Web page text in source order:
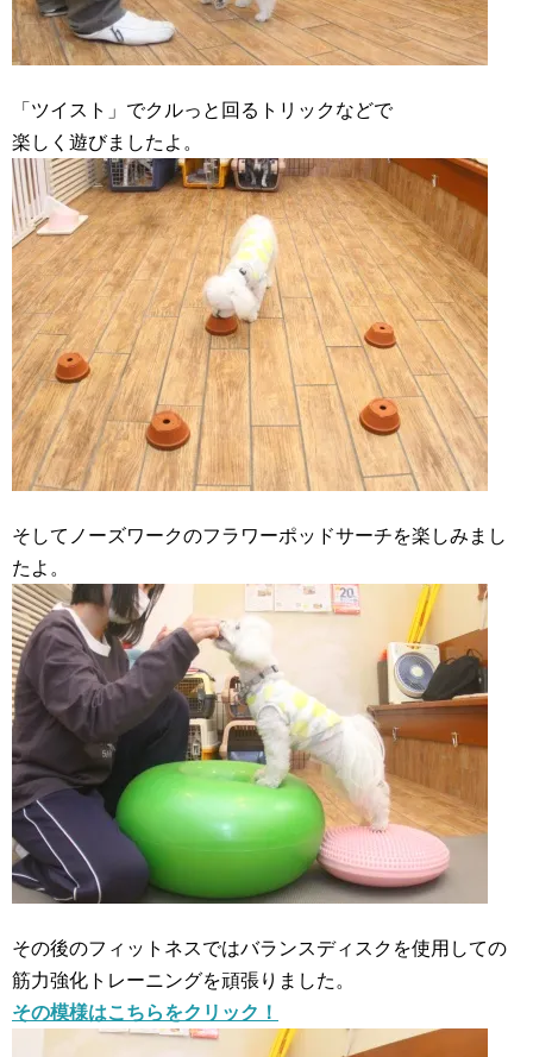
「ツイスト」でクルっと回るトリックなどで
楽しく遊びましたよ。
そしてノーズワークのフラワーポッドサーチを楽しみまし
たよ。
その後のフィットネスではバランスディスクを使用しての
筋力強化トレーニングを頑張りました。
その模様はこちらをクリック！